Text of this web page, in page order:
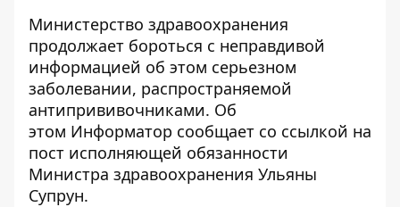
Министерство здравоохранения
продолжает бороться с неправдивой
информацией об этом серьезном
заболевании, распространяемой
антипрививочниками. Об
этом Информатор сообщает со ссылкой на
пост исполняющей обязанности
Министра здравоохранения Ульяны
Супрун.